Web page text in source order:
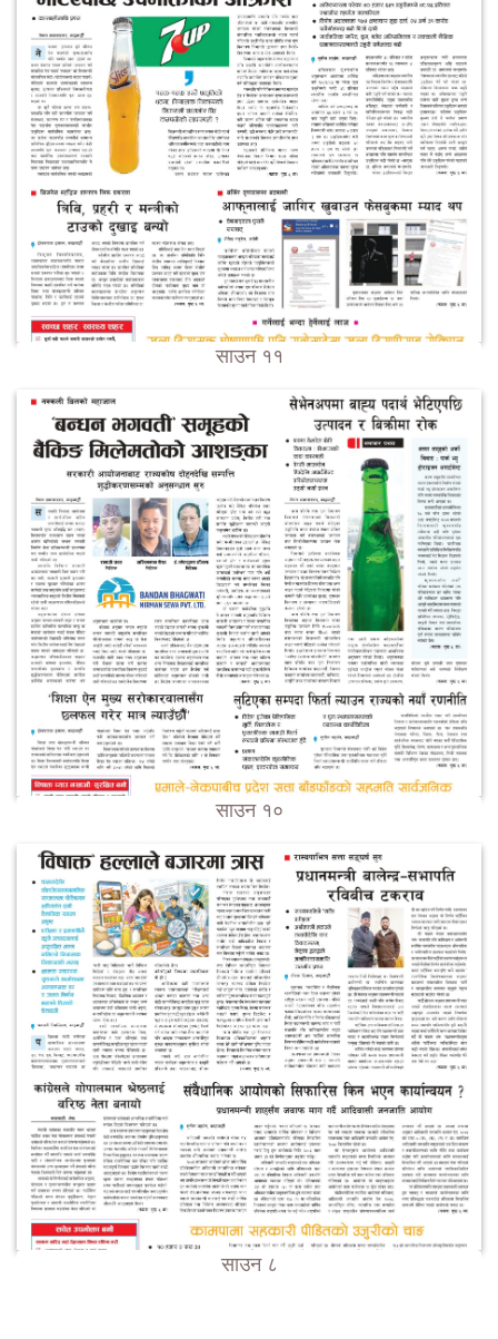
साउन ११
साउन १०
साउन ८